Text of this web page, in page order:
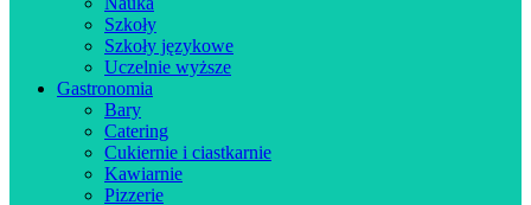
Szkoły
Szkoły językowe
Uczelnie wyższe
Gastronomia
Bary
Catering
Cukiernie i ciastkarnie
Kawiarnie
Pizzerie